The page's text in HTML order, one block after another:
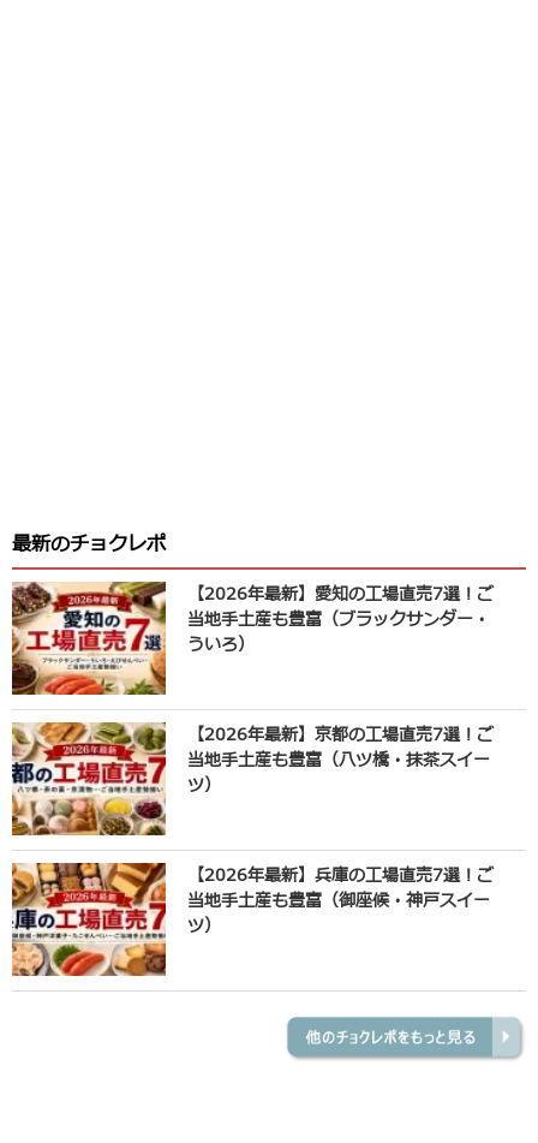
最新のチョクレポ
【2026年最新】愛知の工場直売7選！ご
当地手土産も豊富（ブラックサンダー・
ういろ）
【2026年最新】京都の工場直売7選！ご
当地手土産も豊富（八ツ橋・抹茶スイー
ツ）
【2026年最新】兵庫の工場直売7選！ご
当地手土産も豊富（御座候・神戸スイー
ツ）